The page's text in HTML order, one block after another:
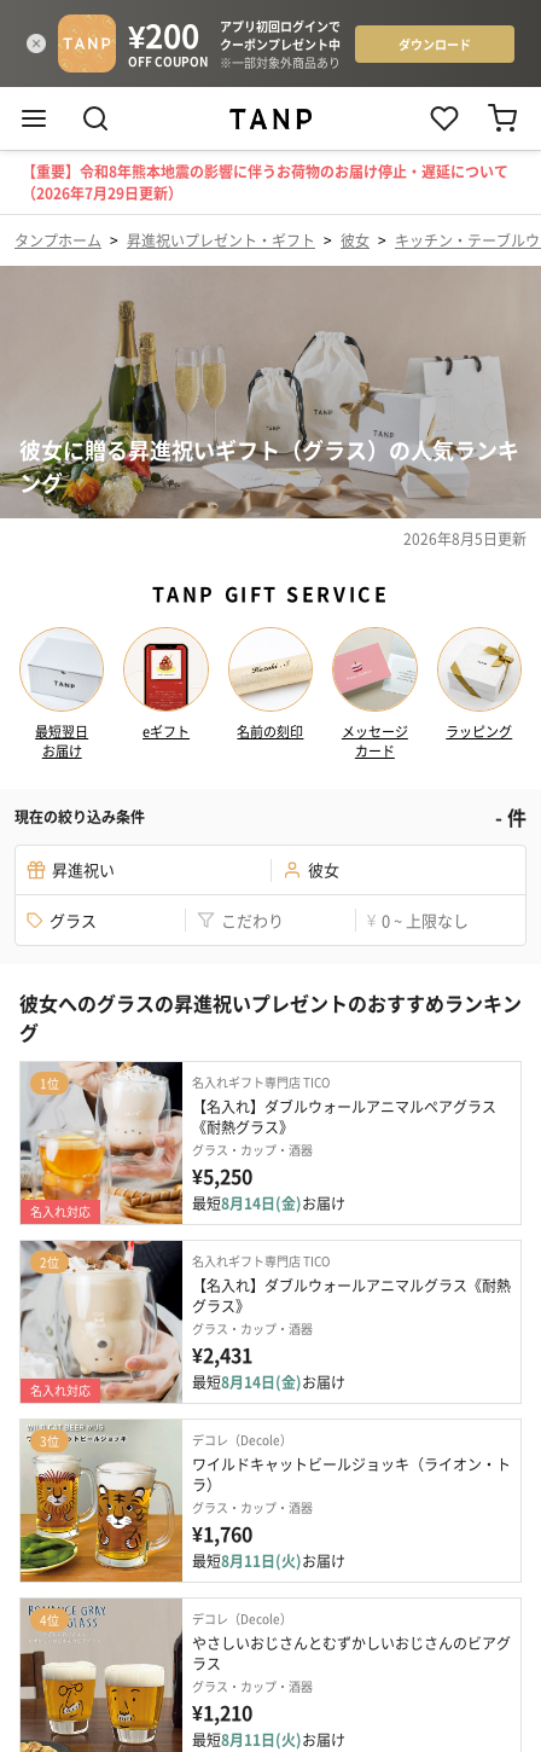
【重要】令和8年熊本地震の影響に伴うお荷物のお届け停止・遅延について
（2026年7月29日更新）
タンプホーム > 昇進祝いプレゼント・ギフト > 彼女 > キッチン・テーブル
彼女に贈る昇進祝いギフト（グラス）の人気ランキ
ング
2026年8月5日更新
TANP GIFT SERVICE
最短翌日
お届け
eギフト 名前の刻印
メッセージ
カード
ラッピング
現在の絞り込み条件 -件
昇進祝い 彼女
グラス こだわり ¥ 0 ~ 上限なし
彼女へのグラスの昇進祝いプレゼントのおすすめランキン
グ
1位
名入れ対応
名入れギフト専門店 TICO
【名入れ】ダブルウォールアニマルペアグラス
《耐熱グラス》
グラス・カップ・酒器
¥5,250
最短8月14日(金)お届け
2位
名入れ対応
名入れギフト専門店 TICO
【名入れ】ダブルウォールアニマルグラス《耐熱
グラス》
グラス・カップ・酒器
¥2,431
最短8月14日(金)お届け
3位 デコレ（Decole）
ワイルドキャットビールジョッキ（ライオン・ト
ラ）
グラス・カップ・酒器
¥1,760
最短8月11日(火)お届け
4位 デコレ（Decole）
やさしいおじさんとむずかしいおじさんのビアグ
ラス
グラス・カップ・酒器
¥1,210
最短8月11日(火)お届け